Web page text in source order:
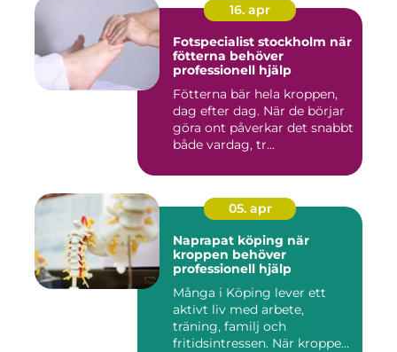
16. apr
Fotspecialist stockholm när
fötterna behöver
professionell hjälp
Fötterna bär hela kroppen,
dag efter dag. När de börjar
göra ont påverkar det snabbt
både vardag, tr...
05. apr
Naprapat köping när
kroppen behöver
professionell hjälp
Många i Köping lever ett
aktivt liv med arbete,
träning, familj och
fritidsintressen. När kroppen